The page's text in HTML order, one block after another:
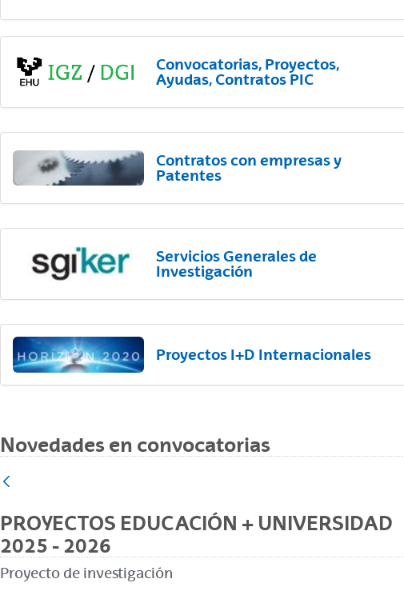
Convocatorias, Proyectos,
Ayudas, Contratos PIC
Contratos con empresas y
Patentes
Servicios Generales de
Investigación
Proyectos I+D Internacionales
Novedades en convocatorias
PROYECTOS EDUCACIÓN + UNIVERSIDAD
2025 - 2026
Proyecto de investigación